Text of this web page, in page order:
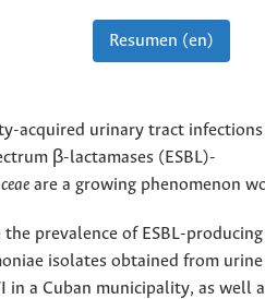
Resumen (en)
acquired urinary tract
β-lactamases (ESBL)-
are a growing phenomenon
the prevalence of ESBL-
isolates obtained from
in a Cuban municipality, as well